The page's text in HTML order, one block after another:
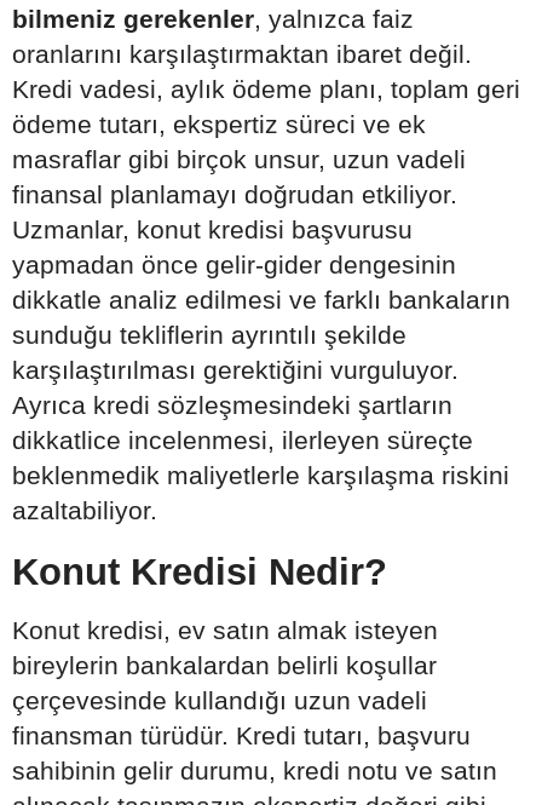
bilmeniz gerekenler, yalnızca faiz
oranlarını karşılaştırmaktan ibaret değil.
Kredi vadesi, aylık ödeme planı, toplam geri
ödeme tutarı, ekspertiz süreci ve ek
masraflar gibi birçok unsur, uzun vadeli
finansal planlamayı doğrudan etkiliyor.
Uzmanlar, konut kredisi başvurusu
yapmadan önce gelir-gider dengesinin
dikkatle analiz edilmesi ve farklı bankaların
sunduğu tekliflerin ayrıntılı şekilde
karşılaştırılması gerektiğini vurguluyor.
Ayrıca kredi sözleşmesindeki şartların
dikkatlice incelenmesi, ilerleyen süreçte
beklenmedik maliyetlerle karşılaşma riskini
azaltabiliyor.
Konut Kredisi Nedir?
Konut kredisi, ev satın almak isteyen
bireylerin bankalardan belirli koşullar
çerçevesinde kullandığı uzun vadeli
finansman türüdür. Kredi tutarı, başvuru
sahibinin gelir durumu, kredi notu ve satın